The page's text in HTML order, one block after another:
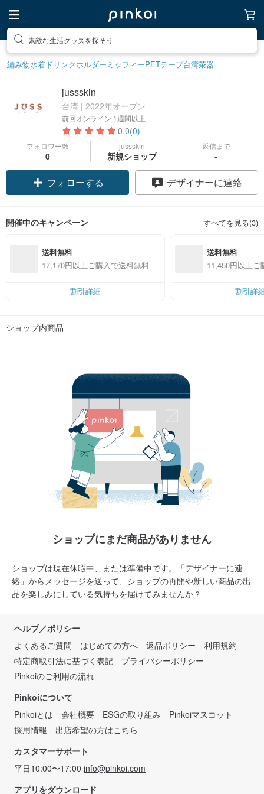
素敵な生活グッズを探そう
編み物水着 ドリンクホルダー ミッフィーPETテープ台湾茶器
jussskin
台湾 | 2022年オープン
前回オンライン 1週間以上
0.0(0)
フォロワー数
0
jussskin
新規ショップ
返信まで
-
フォローする デザイナーに連絡
開催中のキャンペーン すべてを見る(3)
送料無料
17,170円以上ご購入で送料無料
割引詳細
送料無料
11,450円以上ご
割引詳
ショップ内商品
ショップにまだ商品がありません
ショップは現在休暇中、または準備中です。「デザイナーに連
絡」からメッセージを送って、ショップの再開や新しい商品の出
品を楽しみにしている気持ちを届けてみませんか？
ヘルプ／ポリシー
よくあるご質問
はじめての方へ 返品ポリシー
利用規約
特定商取引法に基づく表記
プライバシーポリシー
Pinkoiのご利用の流れ
Pinkoiについて
Pinkoiとは
会社概要 ESGの取り組み
Pinkoiマスコット
採用情報
出店希望の方はこちら
カスタマーサポート
平日10:00〜17:00 info@pinkoi.com
アプリをダウンロード